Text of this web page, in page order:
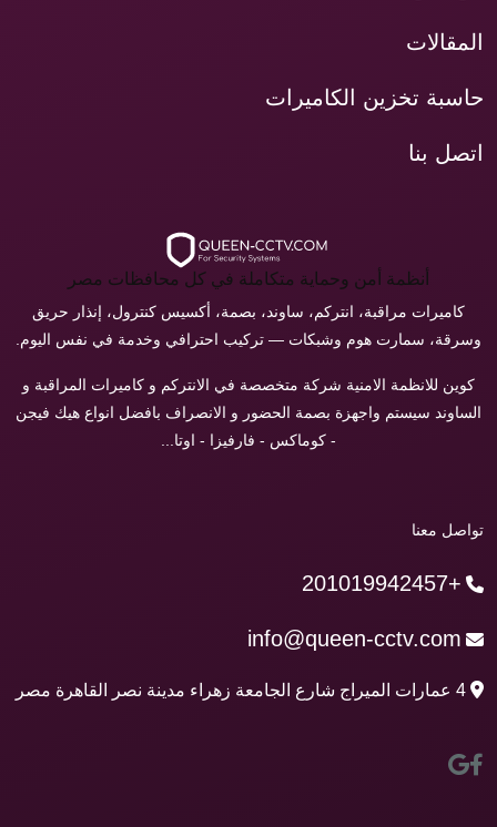
المقالات
حاسبة تخزين الكاميرات
اتصل بنا
أنظمة أمن وحماية متكاملة في كل محافظات مصر
كاميرات مراقبة، انتركم، ساوند، بصمة، أكسيس كنترول، إنذار حريق
وسرقة، سمارت هوم وشبكات — تركيب احترافي وخدمة في نفس اليوم.
كوين للانظمة الامنية شركة متخصصة في الانتركم و كاميرات المراقبة و
الساوند سيستم واجهزة بصمة الحضور و الانصراف بافضل انواع هيك فيجن
- كوماكس - فارفيزا - اوتا...
تواصل معنا
+201019942457
info@queen-cctv.com
4 عمارات الميراج شارع الجامعة زهراء مدينة نصر القاهرة مصر